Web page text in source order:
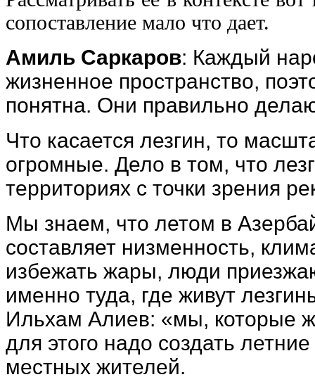
сопоставление мало что дает.
Амиль Саркаров: Каждый
жизненное пространство,
понятна. Они правильно
Что касается лезгин, то
огромные. Дело в том, что
территориях с точки зрения
Мы знаем, что летом в
составляет низменность,
избежать жары, люди
именно туда, где живут
Ильхам Алиев: «мы, которые
для этого надо создать
местных жителей.